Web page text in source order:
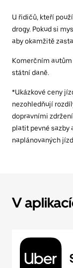
U řidičů, kteří
drogy. Pokud si
aby okamžitě
Komerčním
státní daně.
*Ukázkové ceny
nezohledňují
dopravními
platit pevné sazby
naplánovaných
V